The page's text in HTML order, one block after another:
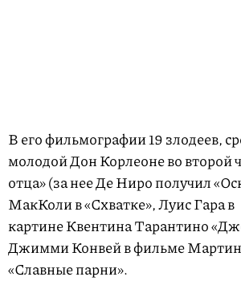
В его фильмографии 19 злодеев,
молодой Дон Корлеоне во второй
отца» (за нее Де Ниро получил
МакКоли в «Схватке», Луис Гара в
картине Квентина Тарантино
Джимми Конвей в фильме
«Славные парни».